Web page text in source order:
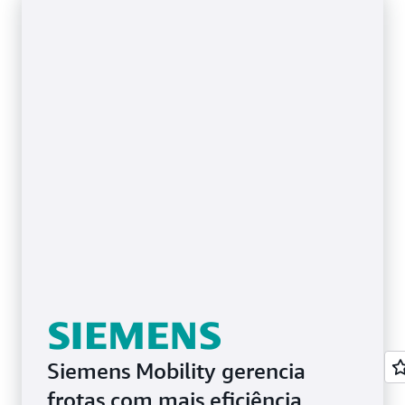
Siemens Mobility gerencia
frotas com mais eficiência